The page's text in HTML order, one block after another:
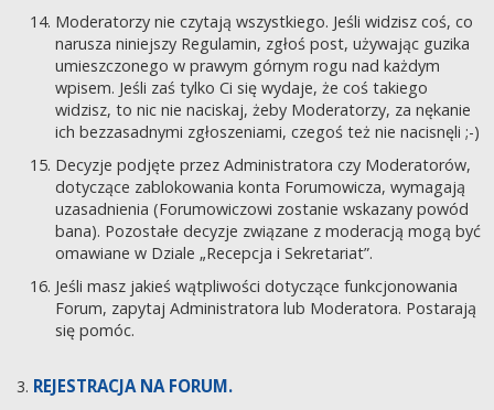
Moderatorzy nie czytają wszystkiego. Jeśli widzisz coś, co
narusza niniejszy Regulamin, zgłoś post, używając guzika
umieszczonego w prawym górnym rogu nad każdym
wpisem. Jeśli zaś tylko Ci się wydaje, że coś takiego
widzisz, to nic nie naciskaj, żeby Moderatorzy, za nękanie
ich bezzasadnymi zgłoszeniami, czegoś też nie nacisnęli ;-)
Decyzje podjęte przez Administratora czy Moderatorów,
dotyczące zablokowania konta Forumowicza, wymagają
uzasadnienia (Forumowiczowi zostanie wskazany powód
bana). Pozostałe decyzje związane z moderacją mogą być
omawiane w Dziale „Recepcja i Sekretariat”.
Jeśli masz jakieś wątpliwości dotyczące funkcjonowania
Forum, zapytaj Administratora lub Moderatora. Postarają
się pomóc.
REJESTRACJA NA FORUM.